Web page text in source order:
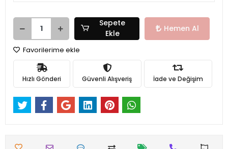
Sepete
Ekle
Hemen Al
Favorilerime ekle
Hızlı Gönderi Güvenli Alışveriş İade ve Değişim